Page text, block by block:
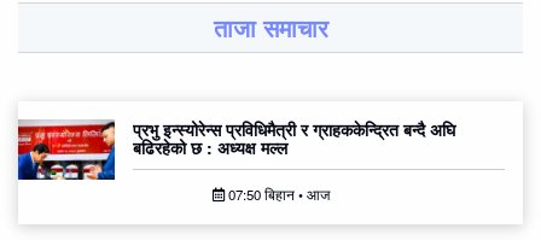
ताजा समाचार
प्रभु इन्स्योरेन्स प्रविधिमैत्री र ग्राहककेन्द्रित बन्दै अघि
बढिरहेको छ : अध्यक्ष मल्ल
07:50 बिहान • आज